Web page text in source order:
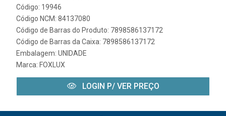
Código: 19946
Código NCM: 84137080
Código de Barras do Produto: 7898586137172
Código de Barras da Caixa: 7898586137172
Embalagem: UNIDADE
Marca: FOXLUX
LOGIN P/ VER PREÇO